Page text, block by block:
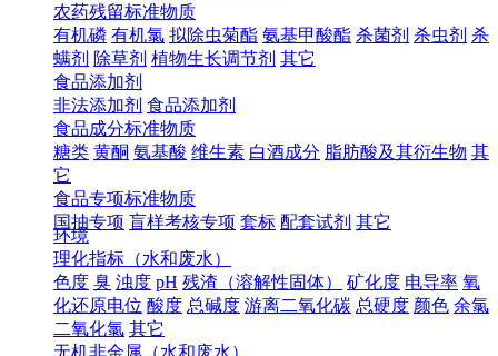
农药残留标准物质
有机磷 有机氯 拟除虫菊酯 氨基甲酸酯 杀菌剂 杀虫剂 杀
螨剂 除草剂 植物生长调节剂 其它
食品添加剂
非法添加剂 食品添加剂
食品成分标准物质
糖类 黄酮 氨基酸 维生素 白酒成分 脂肪酸及其衍生物 其
它
食品专项标准物质
国抽专项 盲样考核专项 套标 配套试剂 其它
环境
理化指标（水和废水）
色度 臭 浊度 pH 残渣（溶解性固体） 矿化度 电导率 氧
化还原电位 酸度 总碱度 游离二氧化碳 总硬度 颜色 余氯
二氧化氯 其它
无机非金属（水和废水）